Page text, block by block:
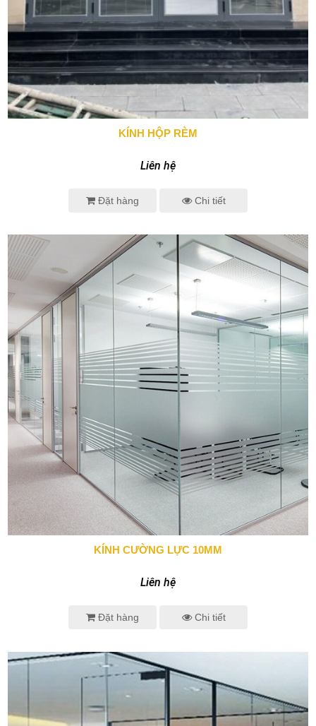
0943 666 466
KÍNH HỘP RÈM
Liên hệ
Đặt hàng Chi tiết
0943 666 466
KÍNH CƯỜNG LỰC 10MM
Liên hệ
Đặt hàng Chi tiết